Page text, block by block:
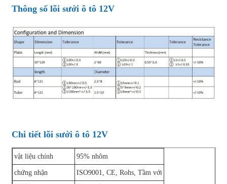
Thông số lõi sưởi ô tô 12V
Chi tiết lõi sưởi ô tô 12V
vật liệu chính 95% nhôm
chứng nhận ISO9001, CE, Rohs, Tầm với